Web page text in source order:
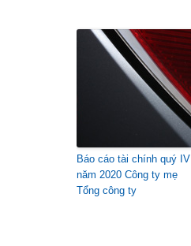
Báo cáo tài chính quý IV
năm 2020 Công ty mẹ
Tổng công ty